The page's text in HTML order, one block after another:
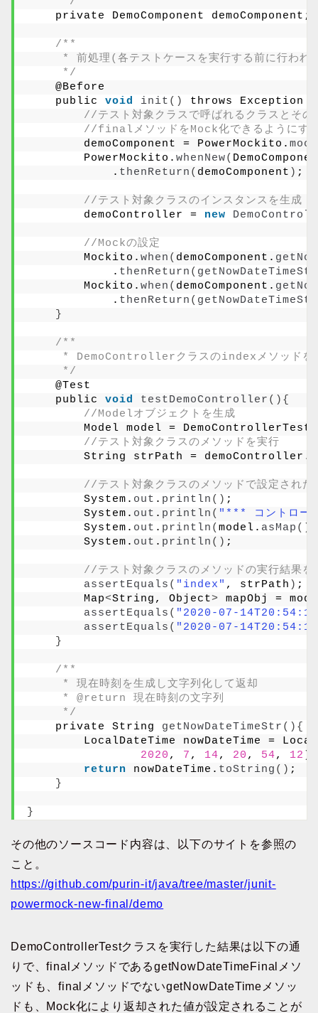
    private DemoComponent demoComponent;
/**
* 前処理(各テストケースを実行する前に行われ
     */
    @Before
    public
void init () throws Exception
//テスト対象クラスで呼ばれるクラスとその
//finalメソッドをMock化できるようにす
        demoComponent = PowerMockito.
mock
        PowerMockito.
whenNew(
            .
thenReturn ( demoComponent ) ;
//テスト対象クラスのインスタンスを生成
        demoController =
new
//Mockの設定
        Mockito.
when ( demoComponent.
            .
thenReturn ( getNowDateTimeStr
        Mockito.
when ( demoComponent.
            .
thenReturn ( getNowDateTimeStr
}
/**
* DemoControllerクラスのindexメソッドを
     */
    @Test
    public
void testDemoController (){
//Modelオブジェクトを生成
Model model =
//テスト対象クラスのメソッドを実行
        String strPath = demoController.
//テスト対象クラスのメソッドで設定された
        System.
out . println () ;
        System.
out . println ( "*** コントロー
        System.
out . println ( model. asMap ())
        System.
out . println () ;
//テスト対象クラスのメソッドの実行結果を
assertEquals ( "index" , strPath ) ;
        Map
<String, Object> mapObj =
assertEquals ( "2020-07-
assertEquals ( "2020-07-
}
/**
     * 現在時刻を生成し文字列化して返却
     * @return 現在時刻の文字列
     */
    private String
getNowDateTimeStr (){
LocalDateTime nowDateTime =
2020 , 7 , 14, 20 , 54, 12 )
return nowDateTime. toString () ;
}
}
その他のソースコード内容は、以下のサイトを参照の
こと。
https://github.com/purin-it/java/tree/master/junit-
powermock-new-final/demo
DemoControllerTestクラスを実行した結果は以下の通
りで、finalメソッドであるgetNowDateTimeFinalメソ
ッドも、finalメソッドでないgetNowDateTimeメソッ
ドも、Mock化により返却された値が設定されることが